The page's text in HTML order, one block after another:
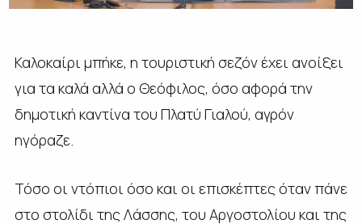
Καλοκαίρι μπήκε, η τουριστική σεζόν έχει ανοίξει
για τα καλά αλλά ο Θεόφιλος, όσο αφορά την
δημοτική καντίνα του Πλατύ Γιαλού, αγρόν
ηγόραζε.
Τόσο οι ντόπιοι όσο και οι επισκέπτες όταν πάνε
στο στολίδι της Λάσσης, του Αργοστολίου και της